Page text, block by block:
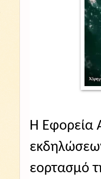
Η Εφορεία
εορτασμό